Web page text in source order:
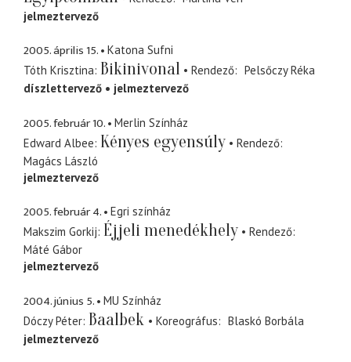
jelmeztervező
2005. április 15.
Katona Sufni
Tóth Krisztina Bikinivonal Rendező
Pelsőczy Réka
díszlettervező
jelmeztervező
2005. február 10.
Merlin Színház
Edward Albee Kényes egyensúly
Rendező
Magács László
jelmeztervező
2005. február 4.
Egri színház
Makszim Gorkij Éjjeli menedékhely
Rendező
Máté Gábor
jelmeztervező
2004. június 5.
MU Színház
Dóczy Péter Baalbek Koreográfus
Blaskó Borbála
jelmeztervező